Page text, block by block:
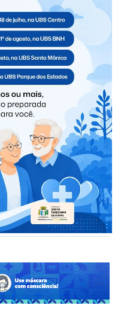
crianças e
2: Polícia Federal
subterrânea
ação em Foz do Iguaçu
com
em carro
planejados nas
alvos de operação no